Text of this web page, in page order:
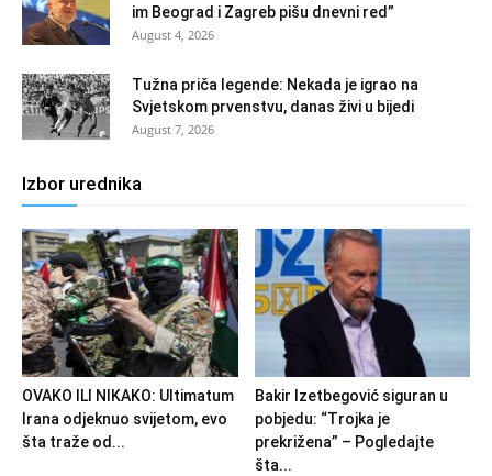
im Beograd i Zagreb pišu dnevni red”
August 4, 2026
Tužna priča legende: Nekada je igrao na
Svjetskom prvenstvu, danas živi u bijedi
August 7, 2026
Izbor urednika
OVAKO ILI NIKAKO: Ultimatum
Irana odjeknuo svijetom, evo
šta traže od...
Bakir Izetbegović siguran u
pobjedu: “Trojka je
prekrižena” – Pogledajte
šta...